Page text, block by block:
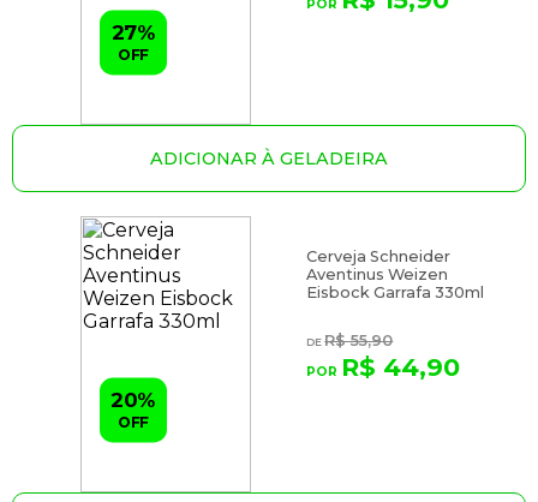
27%
OFF
ADICIONAR À GELADEIRA
Cerveja Schneider
Aventinus Weizen
Eisbock Garrafa 330ml
R$ 55,90
R$ 44,90
20%
OFF